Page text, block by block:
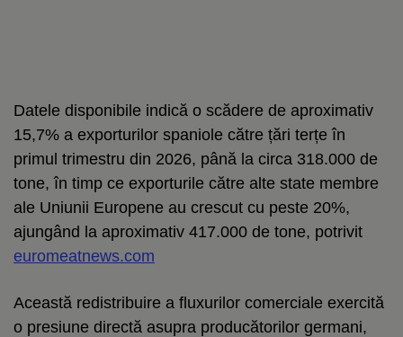
Datele disponibile indică o scădere de aproximativ
15,7% a exporturilor spaniole către țări terțe în
primul trimestru din 2026, până la circa 318.000 de
tone, în timp ce exporturile către alte state membre
ale Uniunii Europene au crescut cu peste 20%,
ajungând la aproximativ 417.000 de tone, potrivit
euromeatnews.com
Această redistribuire a fluxurilor comerciale exercită
o presiune directă asupra producătorilor germani,